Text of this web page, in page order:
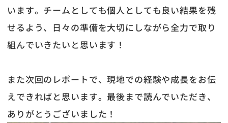
います。チームとしても個人としても良い結果を残
せるよう、日々の準備を大切にしながら全力で取り
組んでいきたいと思います！
また次回のレポートで、現地での経験や成長をお伝
えできればと思います。最後まで読んでいただき、
ありがとうございました！